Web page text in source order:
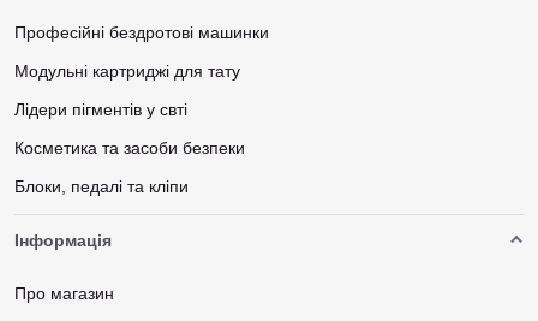
Професійні бездротові машинки
Модульні картриджі для тату
Лідери пігментів у свті
Косметика та засоби безпеки
Блоки, педалі та кліпи
Інформація
Про магазин